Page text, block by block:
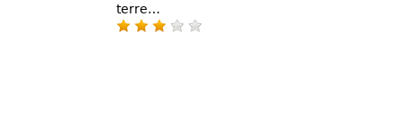
terre…